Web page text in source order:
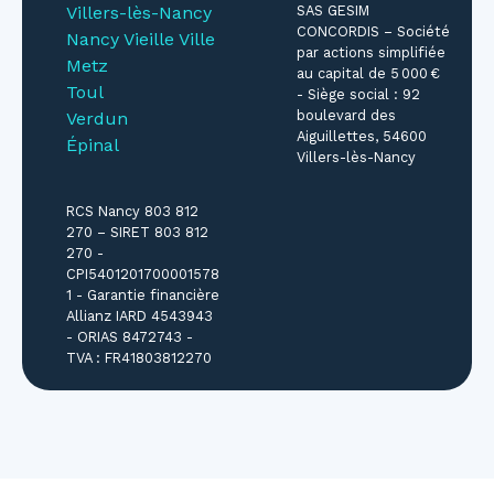
Villers-lès-Nancy
Nancy Vieille Ville
Metz
Toul
Verdun
Épinal
SAS GESIM
CONCORDIS – Société
par actions simplifiée
au capital de 5 000 €
- Siège social : 92
boulevard des
Aiguillettes, 54600
Villers-lès-Nancy
RCS Nancy 803 812
270 – SIRET 803 812
270 -
CPI5401201700001578
1 - Garantie financière
Allianz IARD 4543943
- ORIAS 8472743 -
TVA : FR41803812270